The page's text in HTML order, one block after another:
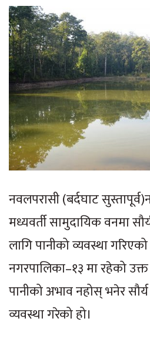
नवलपरासी (बर्दघाट
मध्यवर्ती सामुदायिक वनमा
लागि पानीको व्यवस्था
नगरपालिका–१३ मा रहेको
पानीको अभाव नहोस् भनेर
व्यवस्था गरेको हो।